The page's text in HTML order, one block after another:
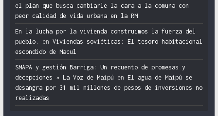
el plan que busca cambiarle la cara a la comuna con
peor calidad de vida urbana en la RM
En la lucha por la vivienda construimos la fuerza del
pueblo.
en Viviendas soviéticas: El tesoro habitacional
escondido de Macul
SMAPA y gestión Barriga: Un recuento de promesas y
decepciones » La Voz de Maipú en El agua de Maipú se
desangra por 31 mil millones de pesos de inversiones no
realizadas